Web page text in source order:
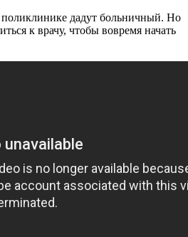
дадут больничный. Но
к врачу, чтобы вовремя начать